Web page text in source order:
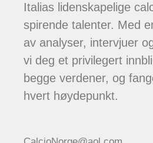
Italias lidenskapelige
spirende talenter. Med
av analyser, intervjuer
vi deg et privilegert
begge verdener, og
hvert høydepunkt.